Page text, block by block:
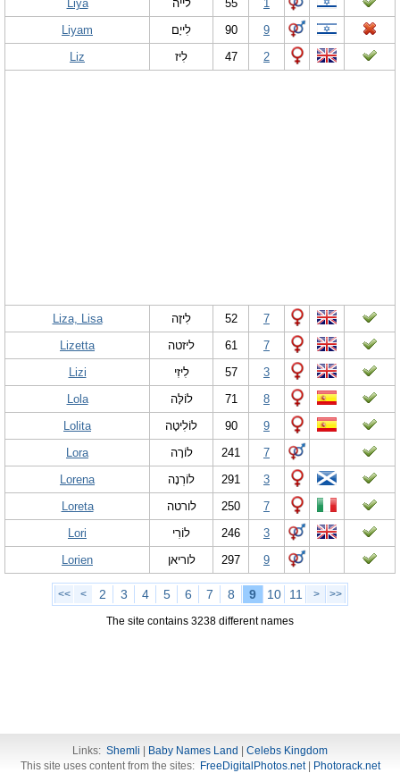
Liya
לייה 55
1
Liyam
לִייָם 90
9
Liz
לִיז 47 2
Liza, Lisa לִיזָה 52
7
Lizetta
ליזטה 61
7
Lizi
לִיזִי 57
3
Lola
לוֹלָּה 71
8
Lolita
לוֹלִיטָה 90
9
Lora
לוֹרָה 241
7
Lorena
לוֹרְנָה 291
3
Loreta
לורטה 250
7
Lori
לוֹרִי 246
3
Lorien
לוריאן 297 9
<< < 2 3 4 5 6 7 8 9 10 11 > >>
The site contains 3238 different names
Links: Shemli Baby Names Land
Celebs Kingdom
This site uses content from the sites: FreeDigitalPhotos.net| Photorack.net